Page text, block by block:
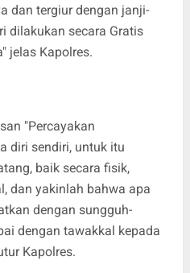
dan tergiur dengan janji-
dilakukan secara Gratis
jelas Kapolres.
"Percayakan
diri sendiri, untuk itu
baik secara fisik,
dan yakinlah bahwa apa
dengan sungguh-
dengan tawakkal kepada
Kapolres.